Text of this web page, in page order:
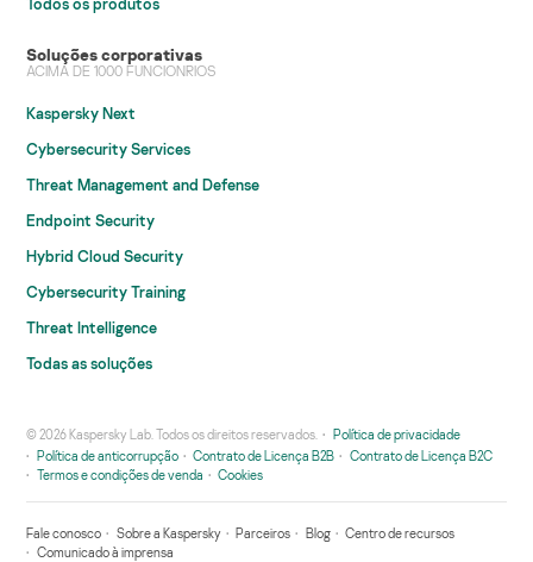
Soluções corporativas
ACIMA DE 1000 FUNCIONRIOS
Kaspersky Next
Cybersecurity Services
Threat Management and Defense
Endpoint Security
Hybrid Cloud Security
Cybersecurity Training
Threat Intelligence
Todas as soluções
© 2026 Kaspersky Lab. Todos os direitos reservados.
Política de privacidade
Política de anticorrupção
Contrato de Licença B2B
Contrato de Licença B2C
Termos e condições de venda
Cookies
Fale conosco Sobre a Kaspersky Parceiros Blog
Centro de recursos
Comunicado à imprensa